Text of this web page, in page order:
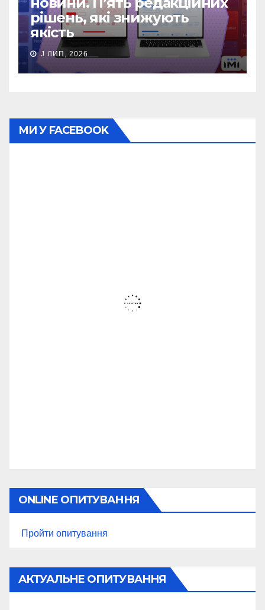
рішень, які знижують
якість
J ЛИП, 2026
МИ У FACEBOOK
ONLINE ОПИТУВАННЯ
Пройти опитування
АКТУАЛЬНЕ ОПИТУВАННЯ